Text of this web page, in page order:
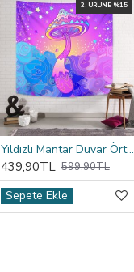
2. ÜRÜNE %15
Yıldızlı Mantar Duvar Örtüsü
439,90TL 599,90TL
Sepete Ekle